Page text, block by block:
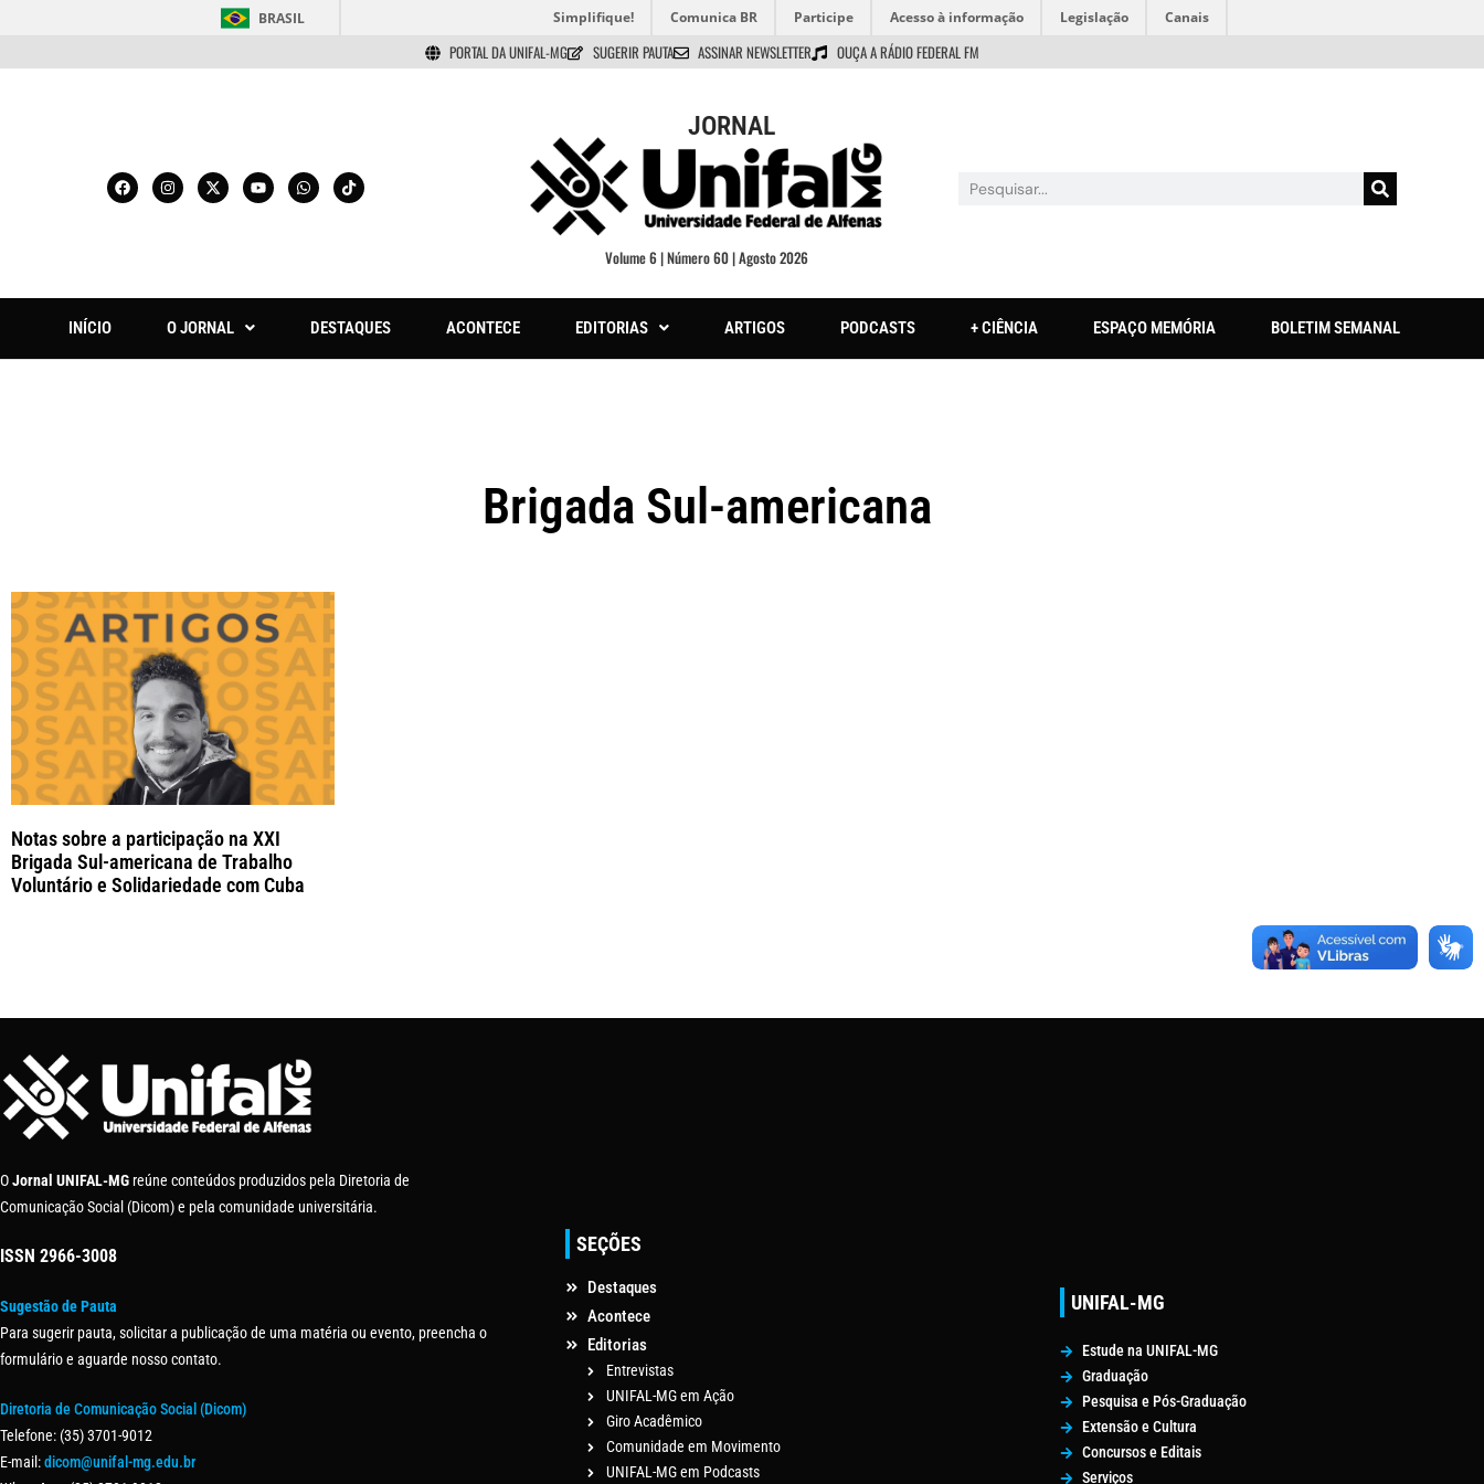
BRASIL Simplifique! Comunica BR Participe Acesso à informação Legislação Canais
PORTAL DA UNIFAL-MG SUGERIR PAUTA ASSINAR NEWSLETTER OUÇA A RÁDIO FEDERAL FM
JORNAL
Volume 6 | Número 60 | Agosto 2026
INÍCIO O JORNAL DESTAQUES ACONTECE EDITORIAS ARTIGOS PODCASTS + CIÊNCIA ESPAÇO MEMÓRIA BOLETIM SEMANAL
Brigada Sul-americana
Notas sobre a participação na XXI
Brigada Sul-americana de Trabalho
Voluntário e Solidariedade com Cuba
OJornal UNIFAL-MG reúne conteúdos produzidos pela Diretoria de
Comunicação Social (Dicom) e pela comunidade universitária.
ISSN 2966-3008
Sugestão de Pauta
Para sugerir pauta, solicitar a publicação de uma matéria ou evento, preencha o
formulário e aguarde nosso contato.
Diretoria de Comunicação Social (Dicom)
Telefone: (35) 3701-9012
E-mail:dicom@unifal-mg.edu.br
SEÇÕES
Destaques
Acontece
Editorias
Entrevistas
UNIFAL-MG em Ação
Giro Acadêmico
Comunidade em Movimento
UNIFAL-MG em Podcasts
UNIFAL-MG
Estude na UNIFAL-MG
Graduação
Pesquisa e Pós-Graduação
Extensão e Cultura
Concursos e Editais
Serviços